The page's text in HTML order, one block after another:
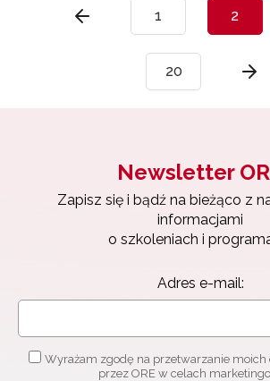
1 2
20
Newsletter
Zapisz się i bądź na bieżąco z
informacjami
o szkoleniach i
Adres e-mail:
Wyrażam zgodę na przetwarzanie moich
przez ORE w celach